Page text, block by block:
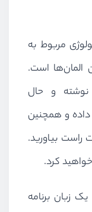
مربوط به
المان‌ها است.
نوشته و حال
داده و همچنین
بیاورید.
کرد.
زبان برنامه